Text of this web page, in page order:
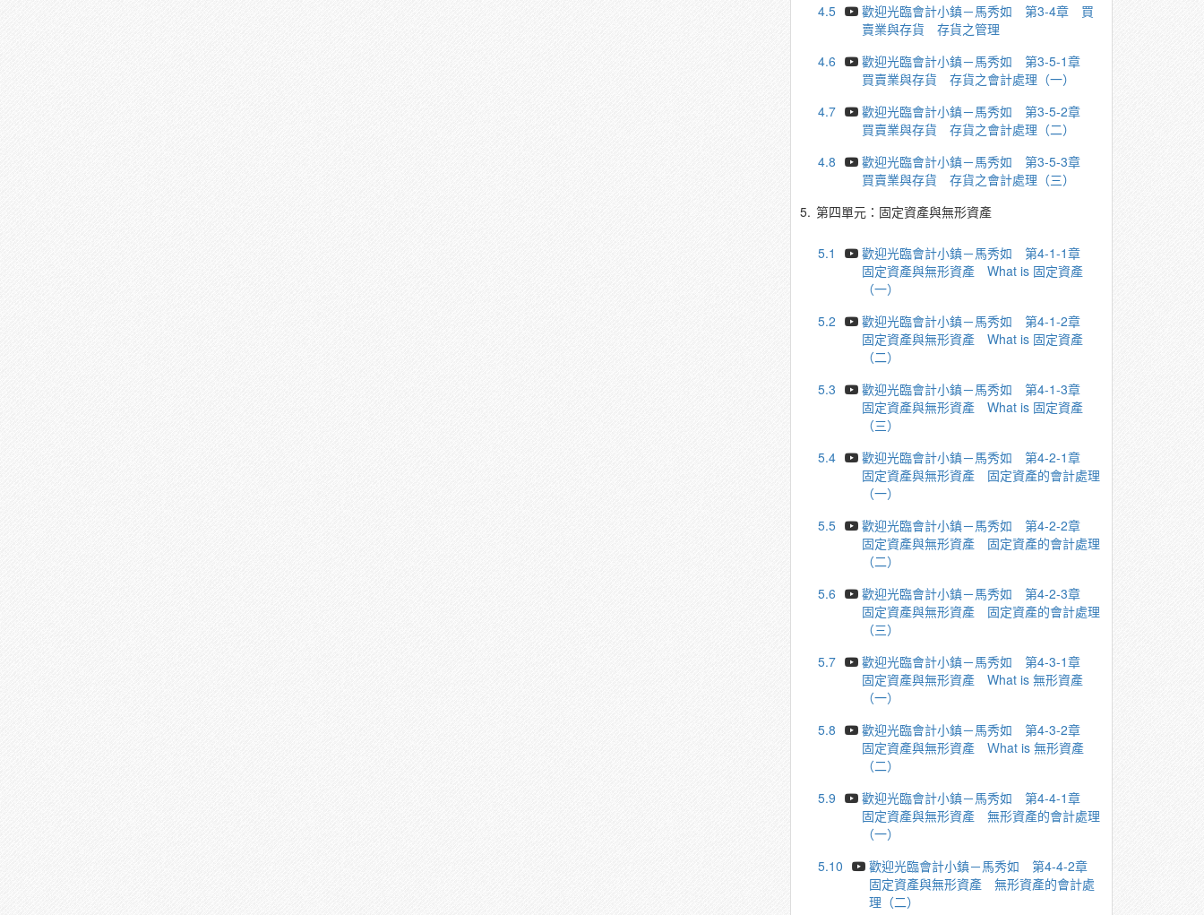
4.5
歡迎光臨會計小鎮－馬秀如 第3-4章 買
賣業與存貨 存貨之管理
4.6
歡迎光臨會計小鎮－馬秀如 第3-5-1章
買賣業與存貨 存貨之會計處理（一）
4.7
歡迎光臨會計小鎮－馬秀如 第3-5-2章
買賣業與存貨 存貨之會計處理（二）
4.8
歡迎光臨會計小鎮－馬秀如 第3-5-3章
買賣業與存貨 存貨之會計處理（三）
5. 第四單元：固定資產與無形資產
5.1
歡迎光臨會計小鎮－馬秀如 第4-1-1章
固定資產與無形資產 What is 固定資產
（一）
5.2
歡迎光臨會計小鎮－馬秀如 第4-1-2章
固定資產與無形資產 What is 固定資產
（二）
5.3
歡迎光臨會計小鎮－馬秀如 第4-1-3章
固定資產與無形資產 What is 固定資產
（三）
5.4
歡迎光臨會計小鎮－馬秀如 第4-2-1章
固定資產與無形資產 固定資產的會計處理
（一）
5.5
歡迎光臨會計小鎮－馬秀如 第4-2-2章
固定資產與無形資產 固定資產的會計處理
（二）
5.6
歡迎光臨會計小鎮－馬秀如 第4-2-3章
固定資產與無形資產 固定資產的會計處理
（三）
5.7
歡迎光臨會計小鎮－馬秀如 第4-3-1章
固定資產與無形資產 What is 無形資產
（一）
5.8
歡迎光臨會計小鎮－馬秀如 第4-3-2章
固定資產與無形資產 Ｗhat is 無形資產
（二）
5.9
歡迎光臨會計小鎮－馬秀如 第4-4-1章
固定資產與無形資產 無形資產的會計處理
（一）
5.10
歡迎光臨會計小鎮－馬秀如 第4-4-2章
固定資產與無形資產 無形資產的會計處
理（二）